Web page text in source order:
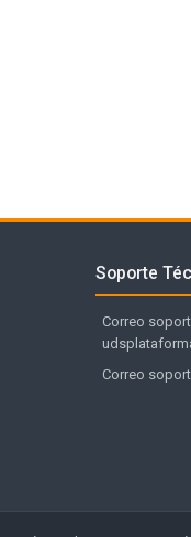
Soporte
Correo
Correo